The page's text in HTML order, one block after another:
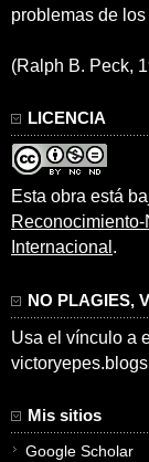
problemas de los
(Ralph B. Peck,
LICENCIA
Esta obra está
Internacional .
NO PLAGIES,
Usa el vínculo a
Mis sitios
Google Scholar